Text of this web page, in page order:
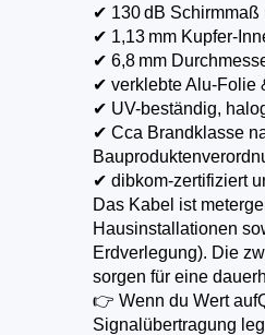
✔ 130 dB Schirmmaß
✔ 1,13 mm Kupfer-
✔ 6,8 mm
✔ verklebte Alu-Folie
✔ UV-beständig,
✔ Cca Brandklasse
✔ dibkom-zertifiziert
Das Kabel ist
Hausinstallationen
Erdverlegung). Die
sorgen für eine
👉 Wenn du Wert
Signalübertragung